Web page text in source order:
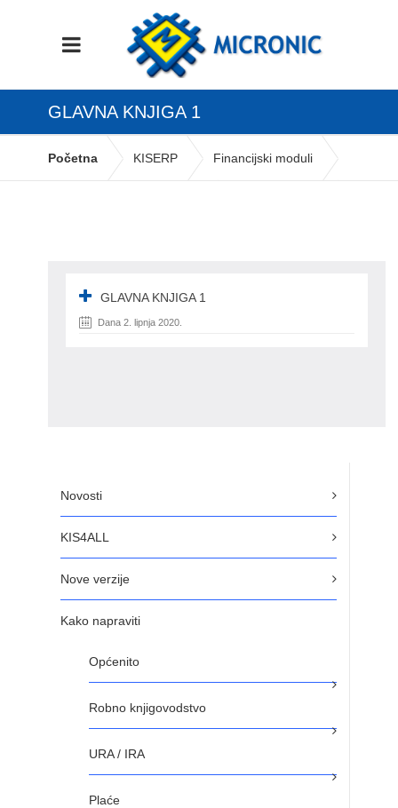
GLAVNA KNJIGA 1
Početna KISERP Financijski moduli
Novosti
KIS4ALL
Nove verzije
Kako napraviti
Općenito
Robno knjigovodstvo
URA / IRA
Plaće
GLAVNA KNJIGA 1
Dana 2. lipnja 2020.